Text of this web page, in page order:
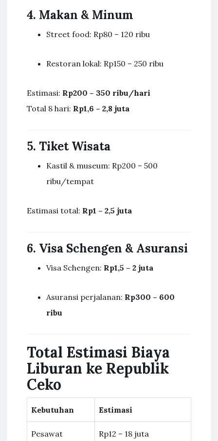
4. Makan & Minum
Street food: Rp80 – 120 ribu
Restoran lokal: Rp150 – 250 ribu
Estimasi: Rp200 – 350 ribu/hari
Total 8 hari: Rp1,6 – 2,8 juta
5. Tiket Wisata
Kastil & museum: Rp200 – 500
ribu/tempat
Estimasi total: Rp1 – 2,5 juta
6. Visa Schengen & Asuransi
Visa Schengen: Rp1,5 – 2 juta
Asuransi perjalanan: Rp300 – 600
ribu
Total Estimasi Biaya
Liburan ke Republik
Ceko
Kebutuhan Estimasi
Pesawat Rp12 – 18 juta